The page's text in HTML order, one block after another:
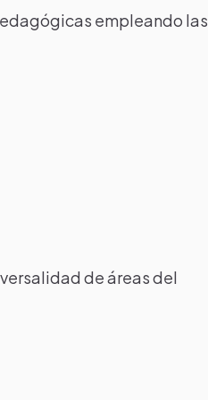
empleando las
de áreas del